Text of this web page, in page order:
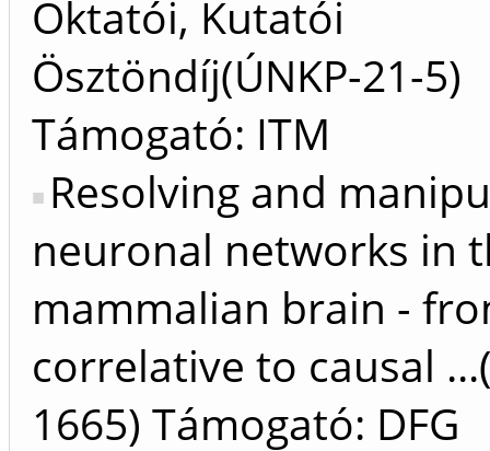
Oktatói, Kutatói
Ösztöndíj(ÚNKP-21-5)
Támogató: ITM
Resolving and
neuronal networks in
mammalian brain -
correlative to causal
1665) Támogató: DFG